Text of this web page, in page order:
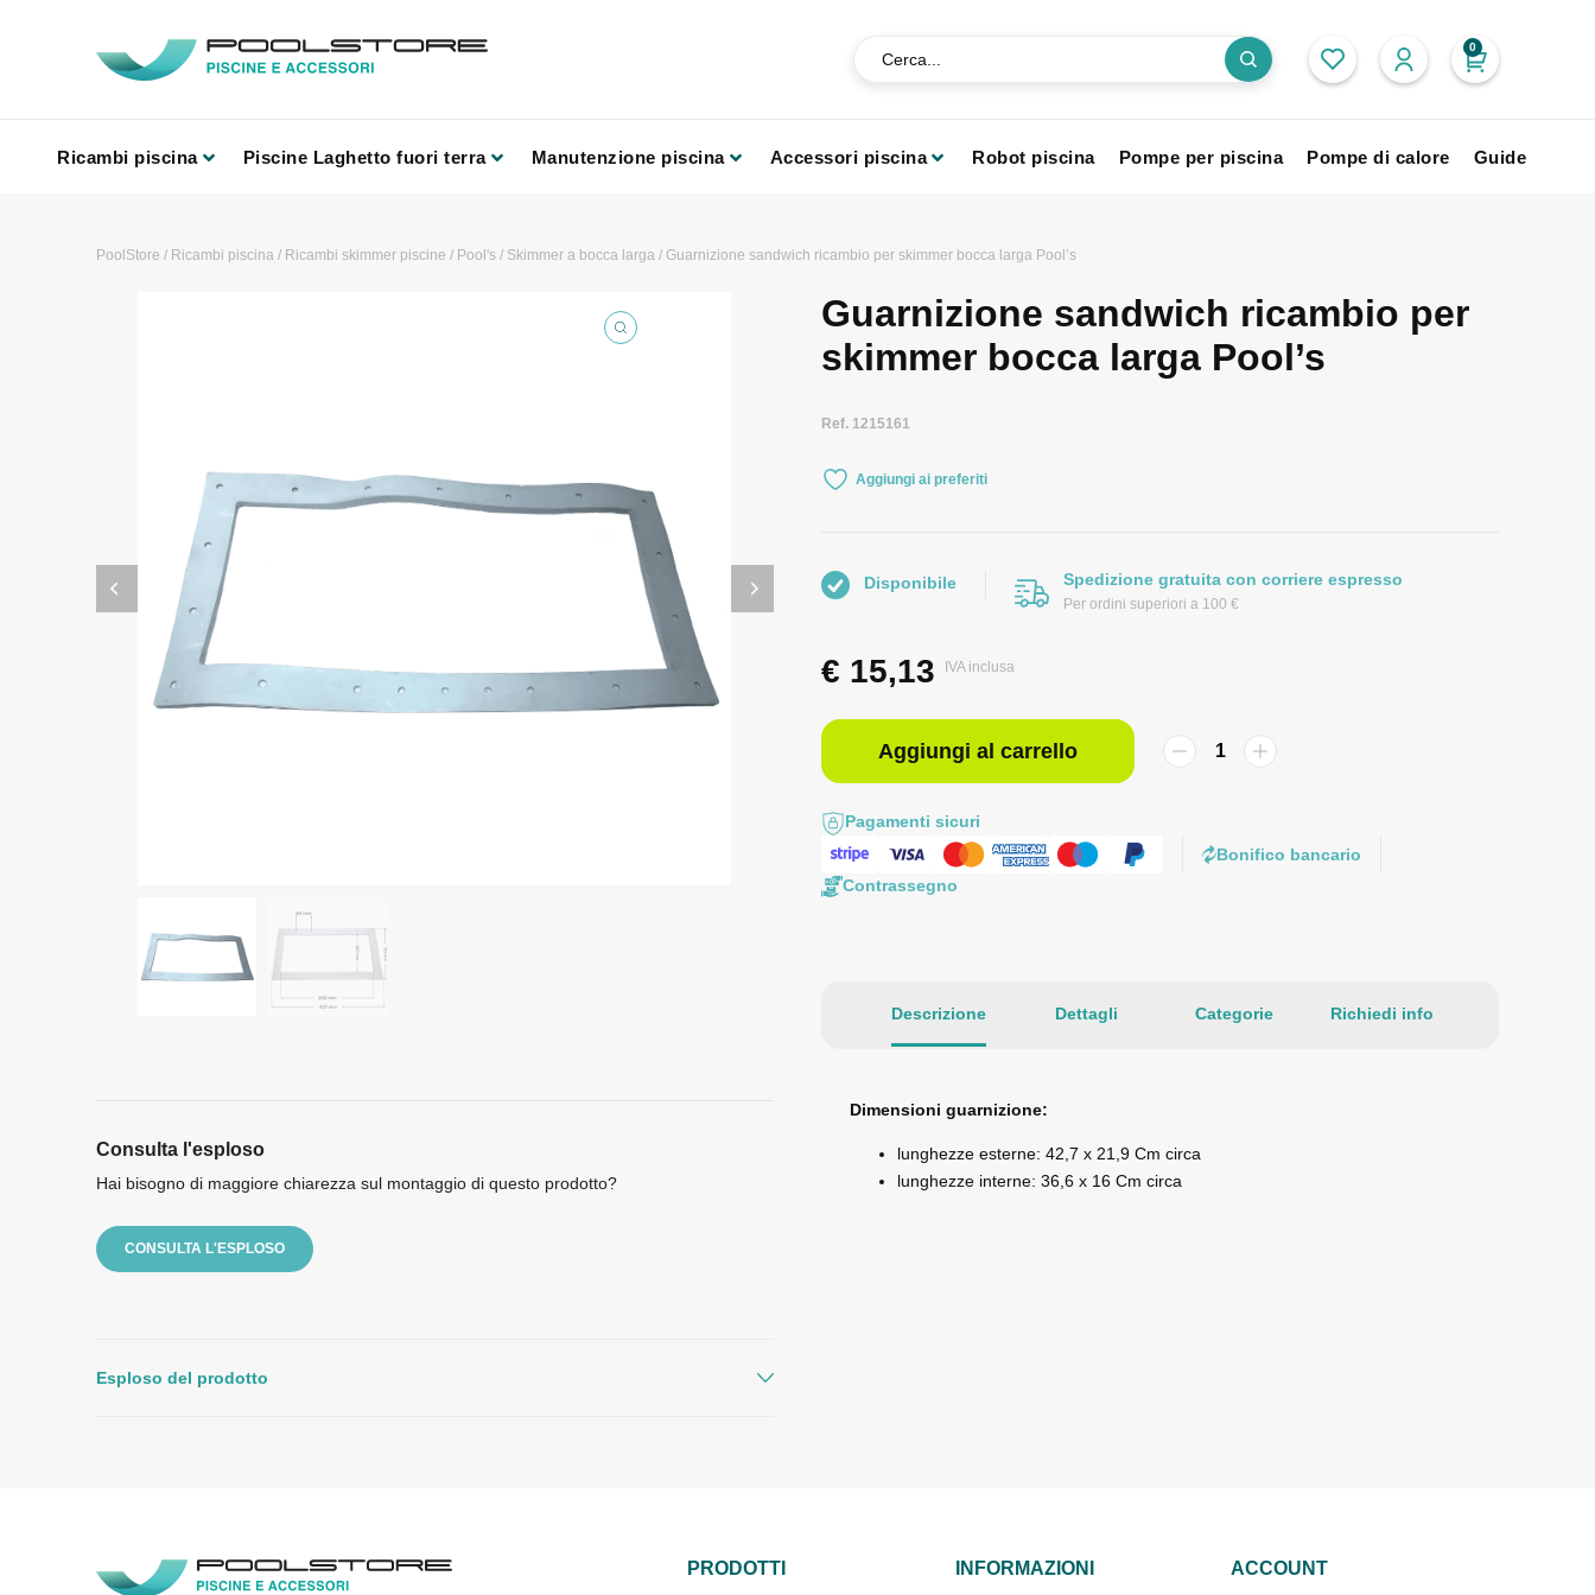
0
Ricambi piscina Piscine Laghetto fuori terra Manutenzione piscina Accessori piscina Robot piscina Pompe per piscina Pompe di calore Guide
PoolStore / Ricambi piscina/ Ricambi skimmer piscine / Pool's/ Skimmer a bocca larga/ Guarnizione sandwich ricambio per skimmer bocca larga Pool’s
Consulta l'esploso
Hai bisogno di maggiore chiarezza sul montaggio di questo prodotto?
CONSULTA L'ESPLOSO
Esploso del prodotto
Guarnizione sandwich ricambio per
skimmer bocca larga Pool’s
Ref. 1215161
Aggiungi ai preferiti
Disponibile Spedizione gratuita con corriere espresso
Per ordini superiori a 100 €
€ 15,13 IVA inclusa
Aggiungi al carrello
Pagamenti sicuri
Bonifico bancario
Contrassegno
Descrizione Dettagli Categorie Richiedi info
Dimensioni guarnizione:
lunghezze esterne: 42,7 x 21,9 Cm circa
lunghezze interne: 36,6 x 16 Cm circa
PRODOTTI INFORMAZIONI ACCOUNT